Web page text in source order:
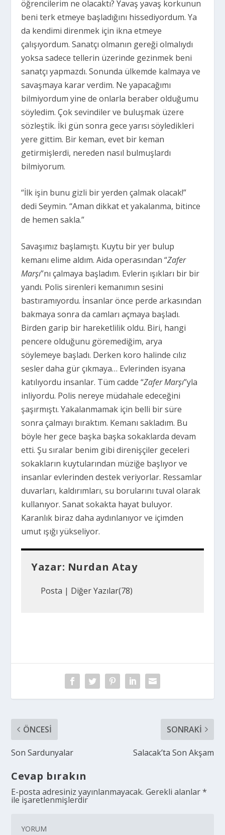
öğrencilerim ne olacaktı? Yavaş yavaş korkunun
beni terk etmeye başladığını hissediyordum. Ya
da kendimi direnmek için ikna etmeye
çalışıyordum. Sanatçı olmanın gereği olmalıydı
yoksa sadece tellerin üzerinde gezinmek beni
sanatçı yapmazdı. Sonunda ülkemde kalmaya ve
savaşmaya karar verdim. Ne yapacağımı
bilmiyordum yine de onlarla beraber olduğumu
söyledim. Çok sevindiler ve buluşmak üzere
sözleştik. İki gün sonra gece yarısı söyledikleri
yere gittim. Bir keman, evet bir keman
getirmişlerdi, nereden nasıl bulmuşlardı
bilmiyorum.
“İlk işin bunu gizli bir yerden çalmak olacak!”
dedi Seymin. “Aman dikkat et yakalanma, bitince
de hemen sakla.”
Savaşımız başlamıştı. Kuytu bir yer bulup
kemanı elime aldım. Aida operasından “Zafer
Marşı”nı çalmaya başladım. Evlerin ışıkları bir bir
yandı. Polis sirenleri kemanımın sesini
bastıramıyordu. İnsanlar önce perde arkasından
bakmaya sonra da camları açmaya başladı.
Birden garip bir hareketlilik oldu. Biri, hangi
pencere olduğunu göremediğim, arya
söylemeye başladı. Derken koro halinde cılız
sesler daha gür çıkmaya… Evlerinden isyana
katılıyordu insanlar. Tüm cadde “Zafer Marşı”yla
inliyordu. Polis nereye müdahale edeceğini
şaşırmıştı. Yakalanmamak için belli bir süre
sonra çalmayı bıraktım. Kemanı sakladım. Bu
böyle her gece başka başka sokaklarda devam
etti. Şu sıralar benim gibi direnişçiler geceleri
sokakların kuytularından müziğe başlıyor ve
insanlar evlerinden destek veriyorlar. Ressamlar
duvarları, kaldırımları, su borularını tuval olarak
kullanıyor. Sanat sokakta hayat buluyor.
Karanlık biraz daha aydınlanıyor ve içimden
umut ışığı yükseliyor.
Yazar: Nurdan Atay
Posta | Diğer Yazılar(78)
ÖNCESI
Son Sardunyalar
SONRAKI
Salacak’ta Son Akşam
Cevap bırakın
E-posta adresiniz yayınlanmayacak. Gerekli alanlar*
ile işaretlenmişlerdir